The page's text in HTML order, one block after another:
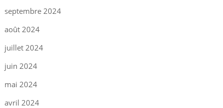
septembre 2024
août 2024
juillet 2024
juin 2024
mai 2024
avril 2024